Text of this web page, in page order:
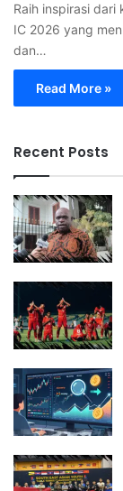
Raih inspirasi dari
IC 2026 yang
dan…
Read More »
Recent Posts